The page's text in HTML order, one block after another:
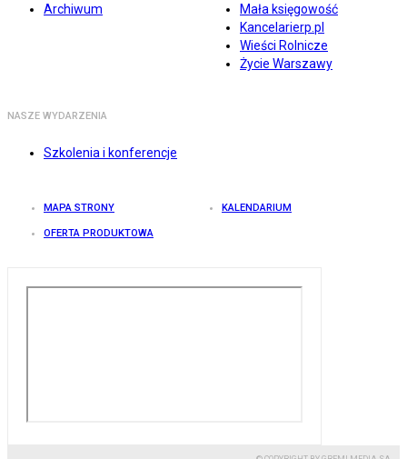
Archiwum
Mała księgowość
Kancelarierp.pl
Wieści Rolnicze
Życie Warszawy
NASZE WYDARZENIA
Szkolenia i konferencje
MAPA STRONY KALENDARIUM
OFERTA PRODUKTOWA